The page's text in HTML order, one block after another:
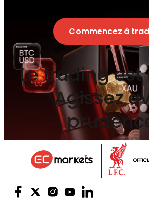
Commencez à
Le trading est
Agissez